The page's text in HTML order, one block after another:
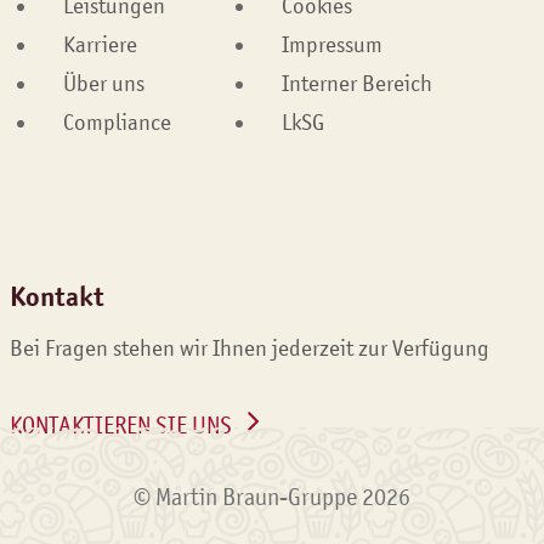
Leistungen
Cookies
Karriere
Impressum
Über uns
Interner Bereich
Compliance
LkSG
Kontakt
Bei Fragen stehen wir Ihnen jederzeit zur Verfügung
KONTAKTIEREN SIE UNS
© Martin Braun-Gruppe 2026